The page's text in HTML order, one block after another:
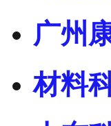
广州
材料